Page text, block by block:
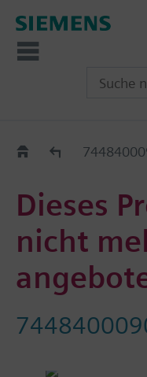
Old2New
Dieses
nicht